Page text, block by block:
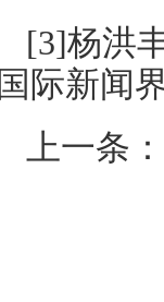
[3]杨洪
国际新闻
上一条：